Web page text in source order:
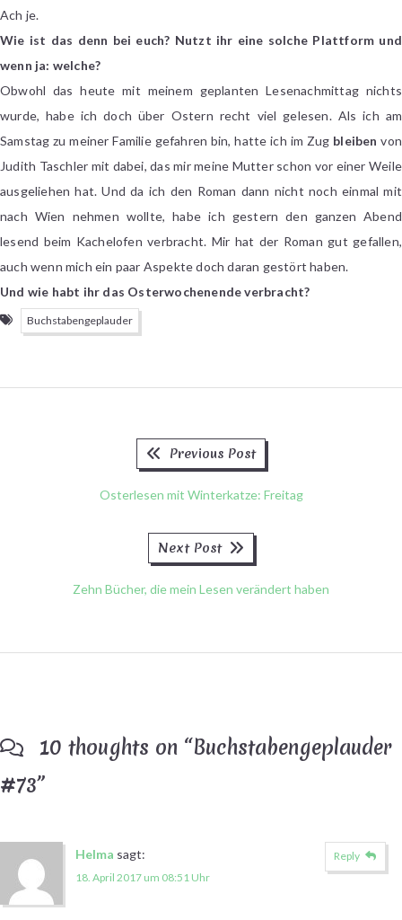
Ach je.
Wie ist das denn bei euch? Nutzt ihr eine solche Plattform und
wenn ja: welche?
Obwohl das heute mit meinem geplanten Lesenachmittag nichts
wurde, habe ich doch über Ostern recht viel gelesen. Als ich am
Samstag zu meiner Familie gefahren bin, hatte ich im Zug bleiben von
Judith Taschler mit dabei, das mir meine Mutter schon vor einer Weile
ausgeliehen hat. Und da ich den Roman dann nicht noch einmal mit
nach Wien nehmen wollte, habe ich gestern den ganzen Abend
lesend beim Kachelofen verbracht. Mir hat der Roman gut gefallen,
auch wenn mich ein paar Aspekte doch daran gestört haben.
Und wie habt ihr das Osterwochenende verbracht?
Buchstabengeplauder
BeitragsnavigationPrevious Post
Osterlesen mit Winterkatze: Freitag
Next Post
Zehn Bücher, die mein Lesen verändert haben
10 thoughts on “Buchstabengeplauder
#73”
Helma sagt:
18. April 2017 um 08:51 Uhr
Reply